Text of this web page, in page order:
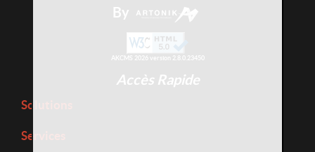
By
AKCMS 2026 version 2.8.0.23450
Accès Rapide
Solutions
Services